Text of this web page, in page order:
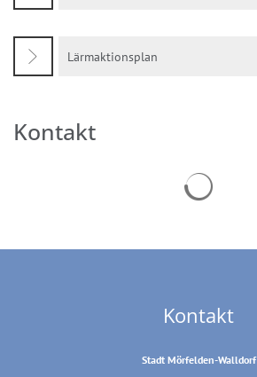
Lärmaktionsplan
Kontakt
Kontakt
Stadt Mörfelden-Walldorf